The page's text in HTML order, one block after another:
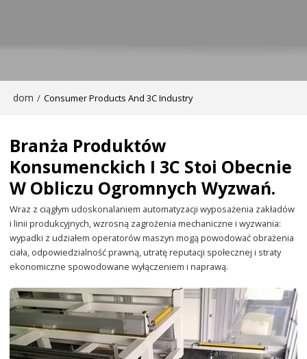
dom / Consumer Products And 3C Industry
Branża Produktów
Konsumenckich I 3C Stoi Obecnie
W Obliczu Ogromnych Wyzwań.
Wraz z ciągłym udoskonalaniem automatyzacji wyposażenia zakładów
i linii produkcyjnych, wzrosną zagrożenia mechaniczne i wyzwania:
wypadki z udziałem operatorów maszyn mogą powodować obrażenia
ciała, odpowiedzialność prawną, utratę reputacji społecznej i straty
ekonomiczne spowodowane wyłączeniem i naprawą.